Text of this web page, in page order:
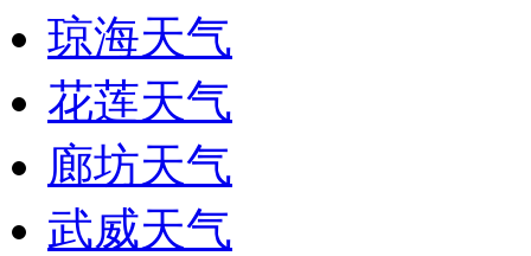
琼海天气
花莲天气
廊坊天气
武威天气